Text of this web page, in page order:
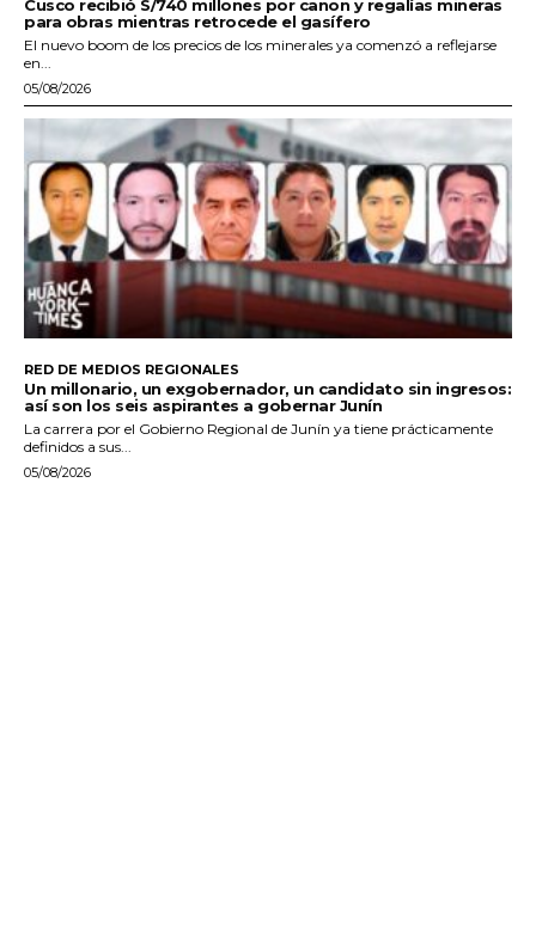
Cusco recibió S/740 millones por canon y regalías mineras
para obras mientras retrocede el gasífero
El nuevo boom de los precios de los minerales ya comenzó a reflejarse
en...
05/08/2026
RED DE MEDIOS REGIONALES
Un millonario, un exgobernador, un candidato sin ingresos:
así son los seis aspirantes a gobernar Junín
La carrera por el Gobierno Regional de Junín ya tiene prácticamente
definidos a sus...
05/08/2026